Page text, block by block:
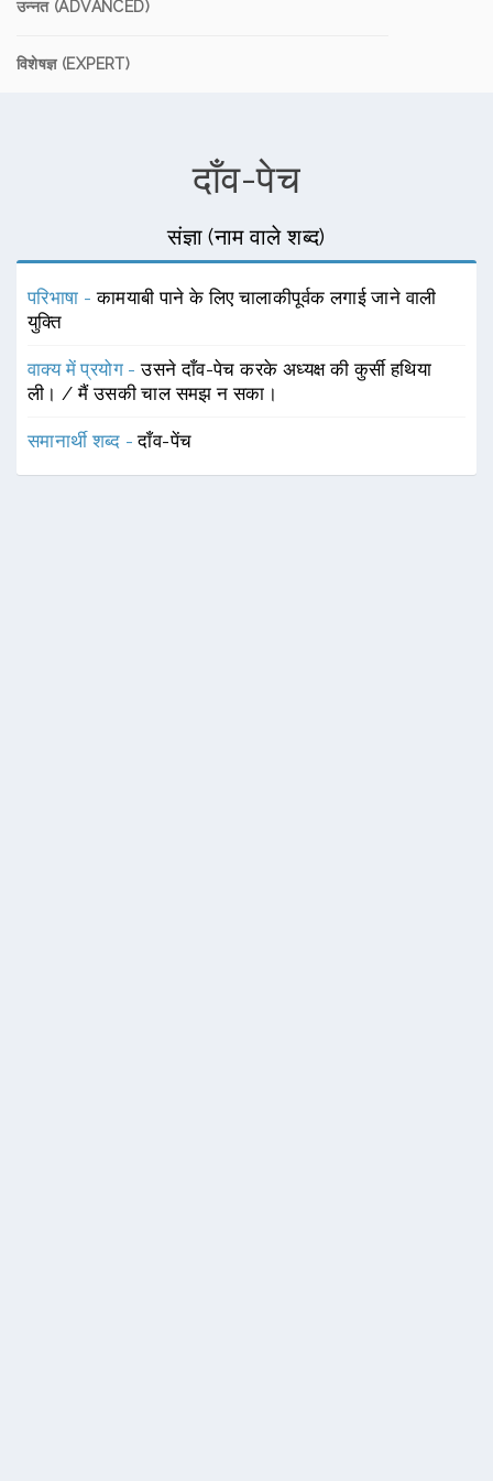
उन्नत (ADVANCED)
विशेषज्ञ (EXPERT)
दाँव-पेच
संज्ञा (नाम वाले शब्द)
परिभाषा -कामयाबी पाने के लिए चालाकीपूर्वक लगाई जाने वाली
युक्ति
वाक्य में प्रयोग -उसने दाँव-पेच करके अध्यक्ष की कुर्सी हथिया
ली। / मैं उसकी चाल समझ न सका।
समानार्थी शब्द -दाँव-पेंच